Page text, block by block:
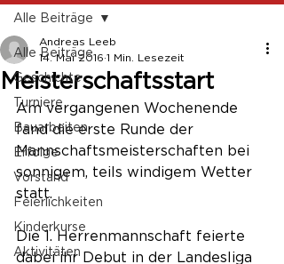
Alle Beiträge
Geschichte
Turniere
Bauarbeiten
Erfolge
Vorstand
Feierlichkeiten
Kinderkurse
Aktivitäten
Alle Beiträge
Meisterschaftsstart
Andreas Leeb
14. Mai 2016 1 Min. Lesezeit
Am vergangenen Wochenende
fand die erste Runde der
Mannschaftsmeisterschaften bei
sonnigem, teils windigem Wetter
statt.
Die 1. Herrenmannschaft feierte
dabei ihr Debut in der Landesliga